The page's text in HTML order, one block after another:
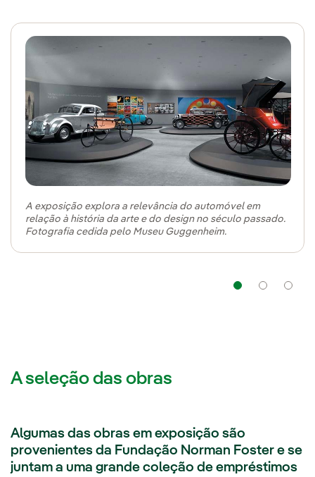
A exposição explora a relevância do automóvel em
relação à história da arte e do design no século passado.
Fotografia cedida pelo Museu Guggenheim.
A seleção das obras
Algumas das obras em exposição são
provenientes da Fundação Norman Foster e se
juntam a uma grande coleção de empréstimos